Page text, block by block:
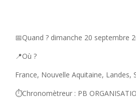
📅Quand ? dimanche 20 septembre
📍Où ?
France, Nouvelle Aquitaine, Landes,
⏱️Chronomètreur : PB